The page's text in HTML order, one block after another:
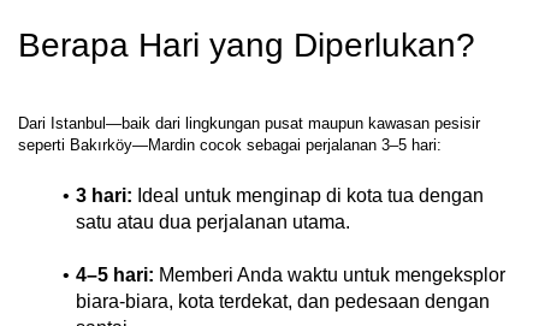
Berapa Hari yang Diperlukan?
Dari Istanbul—baik dari lingkungan pusat maupun kawasan pesisir
3 hari: Ideal untuk menginap di kota tua dengan
satu atau dua perjalanan utama.
4–5 hari: Memberi Anda waktu untuk mengeksplor
biara-biara, kota terdekat, dan pedesaan dengan